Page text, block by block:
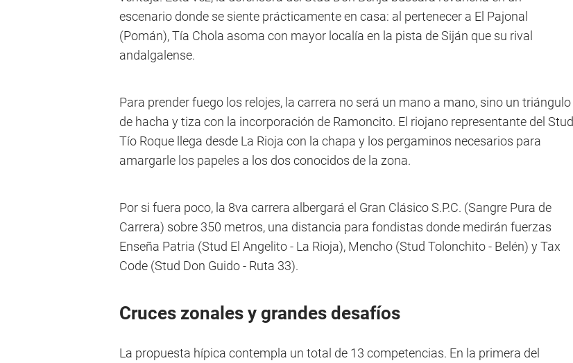
escenario donde se siente prácticamente en casa: al pertenecer a El Pajonal
(Pomán), Tía Chola asoma con mayor localía en la pista de Siján que su rival
andalgalense.
Para prender fuego los relojes, la carrera no será un mano a mano, sino un triángulo
de hacha y tiza con la incorporación de Ramoncito. El riojano representante del Stud
Tío Roque llega desde La Rioja con la chapa y los pergaminos necesarios para
amargarle los papeles a los dos conocidos de la zona.
Por si fuera poco, la 8va carrera albergará el Gran Clásico S.P.C. (Sangre Pura de
Carrera) sobre 350 metros, una distancia para fondistas donde medirán fuerzas
Enseña Patria (Stud El Angelito - La Rioja), Mencho (Stud Tolonchito - Belén) y Tax
Code (Stud Don Guido - Ruta 33).
Cruces zonales y grandes desafíos
La propuesta hípica contempla un total de 13 competencias. En la primera del